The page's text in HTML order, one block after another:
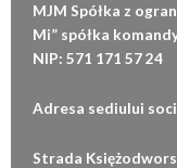
MJM Spółka z
Mi” spółka
NIP: 571 171 57 24
Adresa sediului
Strada